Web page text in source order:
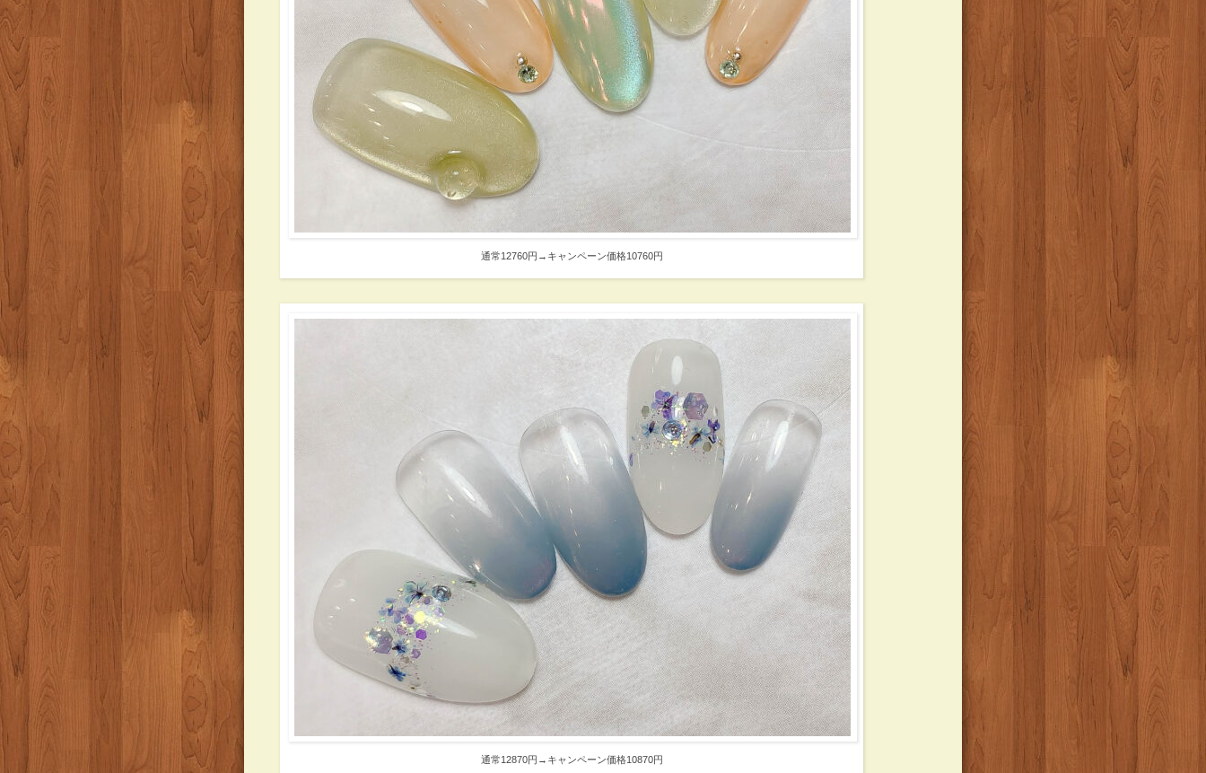
通常12760円→キャンペーン価格10760円
通常12870円→キャンペーン価格10870円